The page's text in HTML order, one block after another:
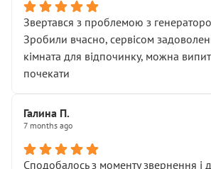
Звертався з проблемою з
Зробили вчасно, сервісом
кімната для відпочинку, можна
почекати
Галина П.
7 months ago
Сподобалось з моменту звернення і